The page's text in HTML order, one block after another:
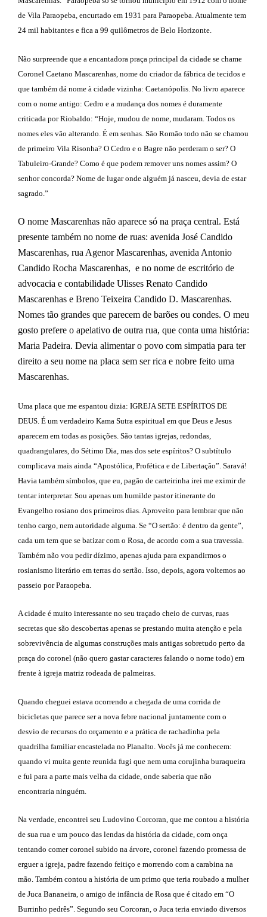
de Vila Paraopeba, encurtado em 1931 para Paraopeba. Atualmente tem
24 mil habitantes e fica a 99 quilômetros de Belo Horizonte.
Não surpreende que a encantadora praça principal da cidade se chame
Coronel Caetano Mascarenhas, nome do criador da fábrica de tecidos e
que também dá nome à cidade vizinha: Caetanópolis. No livro aparece
com o nome antigo: Cedro e a mudança dos nomes é duramente
criticada por Riobaldo: “Hoje, mudou de nome, mudaram. Todos os
nomes eles vão alterando. É em senhas. São Romão todo não se chamou
de primeiro Vila Risonha? O Cedro e o Bagre não perderam o ser? O
Tabuleiro-Grande? Como é que podem remover uns nomes assim? O
senhor concorda? Nome de lugar onde alguém já nasceu, devia de estar
sagrado.”
O nome Mascarenhas não aparece só na praça central. Está
presente também no nome de ruas: avenida José Candido
Mascarenhas, rua Agenor Mascarenhas, avenida Antonio
Candido Rocha Mascarenhas, e no nome de escritório de
advocacia e contabilidade Ulisses Renato Candido
Mascarenhas e Breno Teixeira Candido D. Mascarenhas.
Nomes tão grandes que parecem de barões ou condes. O meu
gosto prefere o apelativo de outra rua, que conta uma história:
Maria Padeira. Devia alimentar o povo com simpatia para ter
direito a seu nome na placa sem ser rica e nobre feito uma
Mascarenhas.
Uma placa que me espantou dizia: IGREJA SETE ESPÍRITOS DE
DEUS. É um verdadeiro Kama Sutra espiritual em que Deus e Jesus
aparecem em todas as posições. São tantas igrejas, redondas,
quadrangulares, do Sétimo Dia, mas dos sete espíritos? O subtítulo
complicava mais ainda “Apostólica, Profética e de Libertação”. Saravá!
Havia também símbolos, que eu, pagão de carteirinha irei me eximir de
tentar interpretar. Sou apenas um humilde pastor itinerante do
Evangelho rosiano dos primeiros dias. Aproveito para lembrar que não
tenho cargo, nem autoridade alguma. Se “O sertão: é dentro da gente”,
cada um tem que se batizar com o Rosa, de acordo com a sua travessia.
Também não vou pedir dízimo, apenas ajuda para expandirmos o
rosianismo literário em terras do sertão. Isso, depois, agora voltemos ao
passeio por Paraopeba.
A cidade é muito interessante no seu traçado cheio de curvas, ruas
secretas que são descobertas apenas se prestando muita atenção e pela
sobrevivência de algumas construções mais antigas sobretudo perto da
praça do coronel (não quero gastar caracteres falando o nome todo) em
frente à igreja matriz rodeada de palmeiras.
Quando cheguei estava ocorrendo a chegada de uma corrida de
bicicletas que parece ser a nova febre nacional juntamente com o
desvio de recursos do orçamento e a prática de rachadinha pela
quadrilha familiar encastelada no Planalto. Vocês já me conhecem:
quando vi muita gente reunida fugi que nem uma corujinha buraqueira
e fui para a parte mais velha da cidade, onde saberia que não
encontraria ninguém.
Na verdade, encontrei seu Ludovino Corcoran, que me contou a história
de sua rua e um pouco das lendas da história da cidade, com onça
tentando comer coronel subido na árvore, coronel fazendo promessa de
erguer a igreja, padre fazendo feitiço e morrendo com a carabina na
mão. Também contou a história de um primo que teria roubado a mulher
de Juca Bananeira, o amigo de infância de Rosa que é citado em “O
Burrinho pedrês”. Segundo seu Corcoran, o Juca teria enviado diversos